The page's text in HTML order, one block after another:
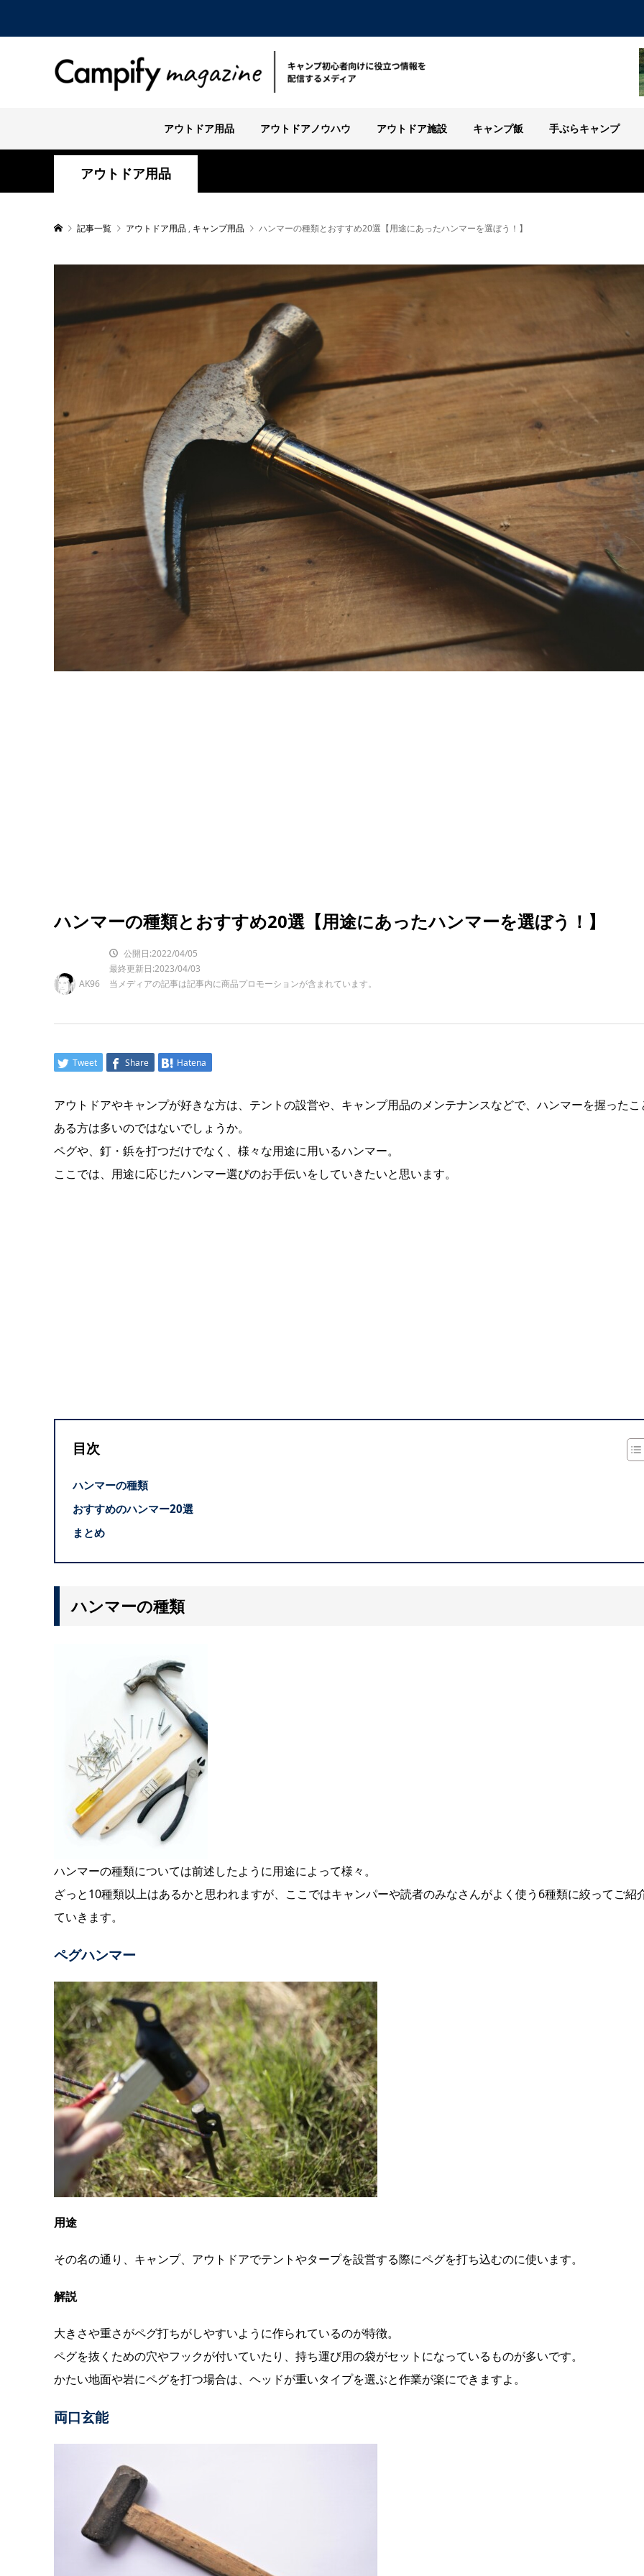
アウトドア用品 アウトドアノウハウ アウトドア施設 キャンプ飯 手ぶらキャンプ
アウトドア用品
記事一覧 アウトドア用品 , キャンプ用品 ハンマーの種類とおすすめ20選【用途にあったハンマーを選ぼう！】
ハンマーの種類とおすすめ20選【用途にあったハンマーを選ぼう！】
AK96
公開日:2022/04/05
最終更新日:2023/04/03
当メディアの記事は記事内に商品プロモーションが含まれています。
Tweet Share Hatena
アウトドアやキャンプが好きな方は、テントの設営や、キャンプ用品のメンテナンスなどで、ハンマーを握ったこ
ある方は多いのではないでしょうか。
ペグや、釘・鋲を打つだけでなく、様々な用途に用いるハンマー。
ここでは、用途に応じたハンマー選びのお手伝いをしていきたいと思います。
目次
ハンマーの種類
おすすめのハンマー20選
まとめ
ハンマーの種類
ハンマーの種類については前述したように用途によって様々。
ざっと10種類以上はあるかと思われますが、ここではキャンパーや読者のみなさんがよく使う6種類に絞ってご紹
ていきます。
ペグハンマー
用途
その名の通り、キャンプ、アウトドアでテントやタープを設営する際にペグを打ち込むのに使います。
解説
大きさや重さがペグ打ちがしやすいように作られているのが特徴。
ペグを抜くための穴やフックが付いていたり、持ち運び用の袋がセットになっているものが多いです。
かたい地面や岩にペグを打つ場合は、ヘッドが重いタイプを選ぶと作業が楽にできますよ。
両口玄能